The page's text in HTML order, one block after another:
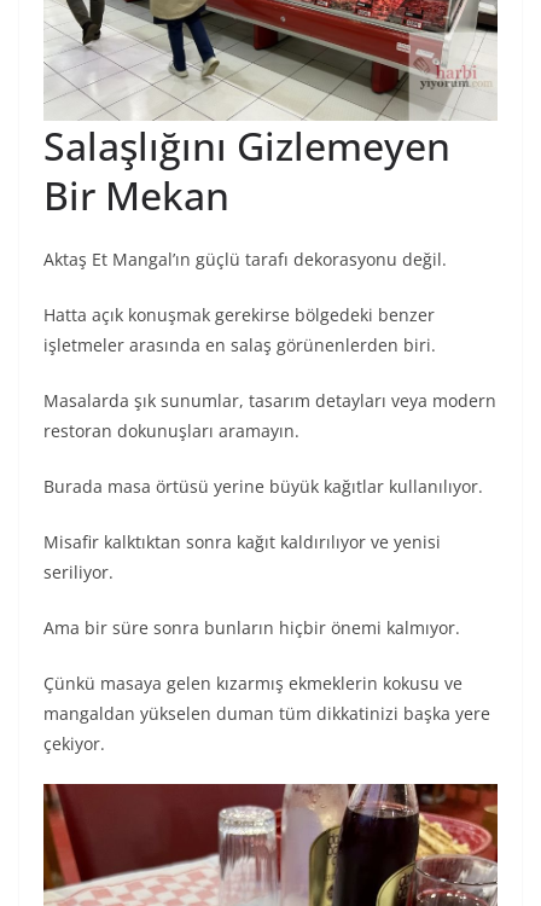
Salaşlığını Gizlemeyen
Bir Mekan
Aktaş Et Mangal’ın güçlü tarafı dekorasyonu değil.
Hatta açık konuşmak gerekirse bölgedeki benzer
işletmeler arasında en salaş görünenlerden biri.
Masalarda şık sunumlar, tasarım detayları veya modern
restoran dokunuşları aramayın.
Burada masa örtüsü yerine büyük kağıtlar kullanılıyor.
Misafir kalktıktan sonra kağıt kaldırılıyor ve yenisi
seriliyor.
Ama bir süre sonra bunların hiçbir önemi kalmıyor.
Çünkü masaya gelen kızarmış ekmeklerin kokusu ve
mangaldan yükselen duman tüm dikkatinizi başka yere
çekiyor.